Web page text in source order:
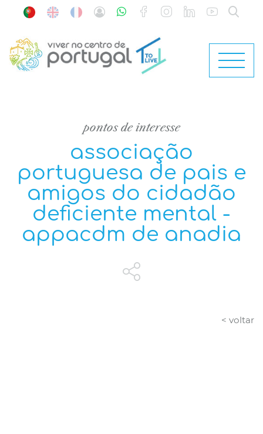
pontos de interesse
associação
portuguesa de pais e
amigos do cidadão
deficiente mental -
appacdm de anadia
< voltar